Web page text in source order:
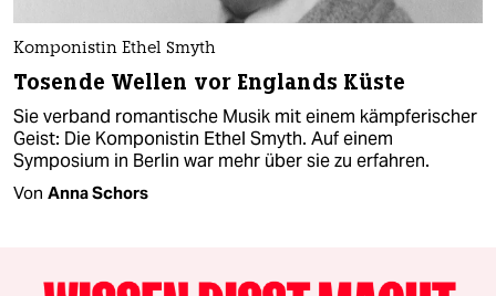
Komponistin Ethel Smyth
Tosende Wellen vor Englands Küste
Sie verband romantische Musik mit einem kämpferischer
Geist: Die Komponistin Ethel Smyth. Auf einem
Symposium in Berlin war mehr über sie zu erfahren.
Von Anna Schors